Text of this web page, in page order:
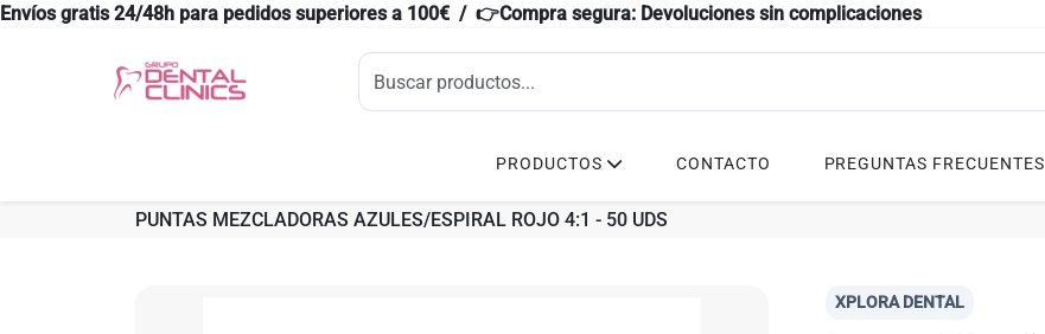
Envíos gratis 24/48h para pedidos superiores a 100€ / 👉Compra segura: Devoluciones sin complicaciones
PRODUCTOS CONTACTO PREGUNTAS FRECUENTES
PUNTAS MEZCLADORAS AZULES/ESPIRAL ROJO 4:1 - 50 UDS
XPLORA DENTAL